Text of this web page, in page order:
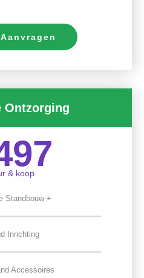
Ontzorging
& koop
Standbouw +
Inrichting
Accessoires